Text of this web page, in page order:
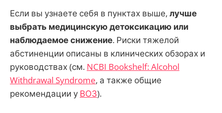
Если вы узнаете себя в пунктах выше, лучше
выбрать медицинскую детоксикацию или
наблюдаемое снижение. Риски тяжелой
абстиненции описаны в клинических обзорах и
руководствах (см. NCBI Bookshelf: Alcohol
Withdrawal Syndrome, а также общие
рекомендации у ВОЗ).